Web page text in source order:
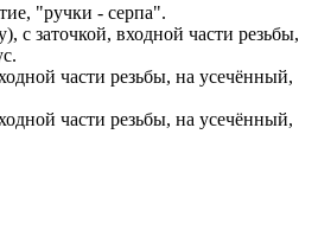
"ручки - серпа".
с заточкой, входной части резьбы,
части резьбы, на усечённый,
части резьбы, на усечённый,